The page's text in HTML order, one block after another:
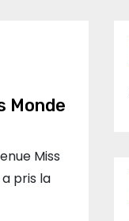
Monde
Miss
pris la